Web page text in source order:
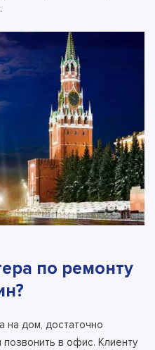
по ремонту
на дом, достаточно
в офис. Клиенту